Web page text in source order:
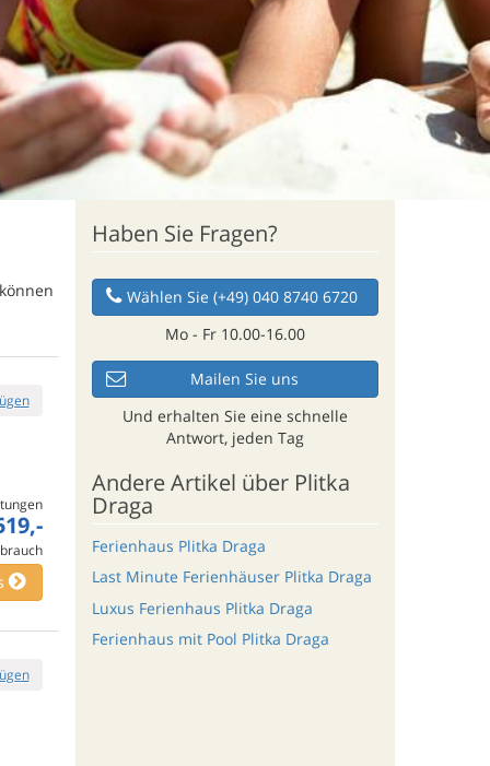
Haben Sie Fragen?
Wählen Sie (+49) 040 8740 6720
Mo - Fr 10.00-16.00
Mailen Sie uns
Und erhalten Sie eine schnelle
Antwort, jeden Tag
Andere Artikel über Plitka
Draga
Ferienhaus Plitka Draga
Last Minute Ferienhäuser Plitka Draga
Luxus Ferienhaus Plitka Draga
Ferienhaus mit Pool Plitka Draga